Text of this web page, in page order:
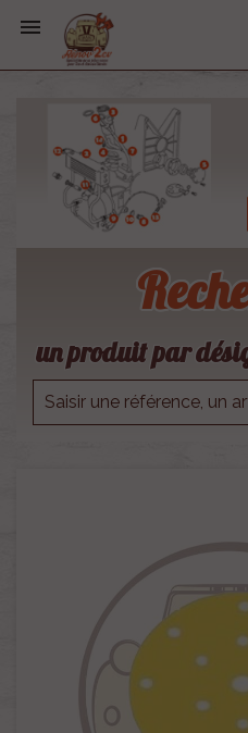

un produit par